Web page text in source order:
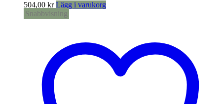
504,00 kr Lägg i varukorg
Snabbvisning